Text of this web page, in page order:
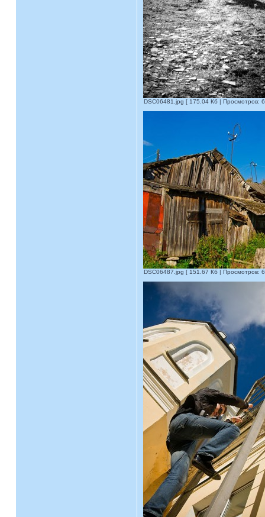
DSC06481.jpg [ 175.04 Кб | Просмотров:
DSC06487.jpg [ 151.67 Кб | Просмотров: